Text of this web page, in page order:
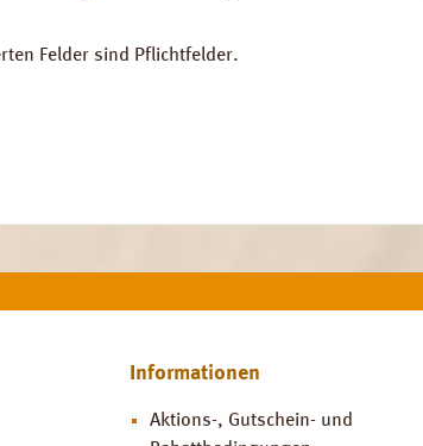
Felder sind Pflichtfelder.
Informationen
Aktions-, Gutschein- und